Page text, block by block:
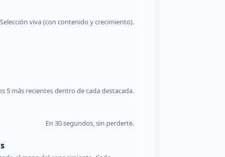
Selección viva (con contenido y crecimiento).
5 más recientes dentro de cada destacada.
En 30 segundos, sin perderte.